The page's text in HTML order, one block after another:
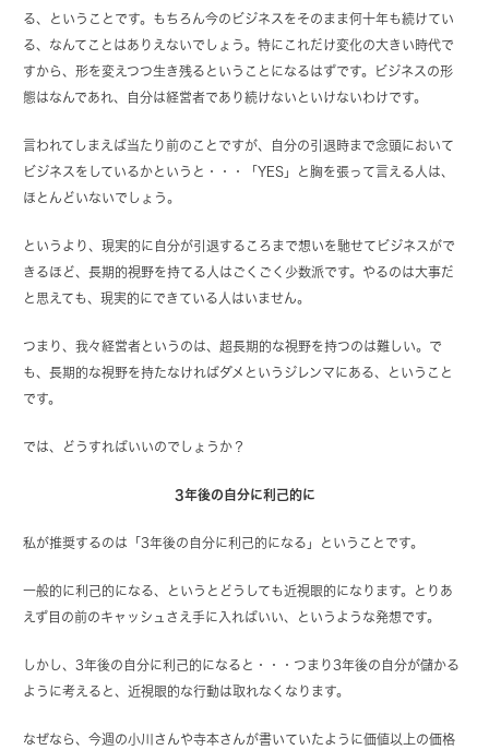
る、ということです。もちろん今のビジネスをそのまま何十年も続けてい
る、なんてことはありえないでしょう。特にこれだけ変化の大きい時代で
すから、形を変えつつ生き残るということになるはずです。ビジネスの形
態はなんであれ、自分は経営者であり続けないといけないわけです。
言われてしまえば当たり前のことですが、自分の引退時まで念頭において
ビジネスをしているかというと・・・「YES」と胸を張って言える人は、
ほとんどいないでしょう。
というより、現実的に自分が引退するころまで想いを馳せてビジネスがで
きるほど、長期的視野を持てる人はごくごく少数派です。やるのは大事だ
と思えても、現実的にできている人はいません。
つまり、我々経営者というのは、超長期的な視野を持つのは難しい。で
も、長期的な視野を持たなければダメというジレンマにある、ということ
です。
では、どうすればいいのでしょうか？
3年後の自分に利己的に
私が推奨するのは「3年後の自分に利己的になる」ということです。
一般的に利己的になる、というとどうしても近視眼的になります。とりあ
えず目の前のキャッシュさえ手に入ればいい、というような発想です。
しかし、3年後の自分に利己的になると・・・つまり3年後の自分が儲かる
ように考えると、近視眼的な行動は取れなくなります。
なぜなら、今週の小川さんや寺本さんが書いていたように価値以上の価格